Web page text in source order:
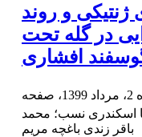
ژنتیکی و روند
در گله تحت
افشاری
اسکندری نسب؛ محمد
باقر زندی باغچه مریم